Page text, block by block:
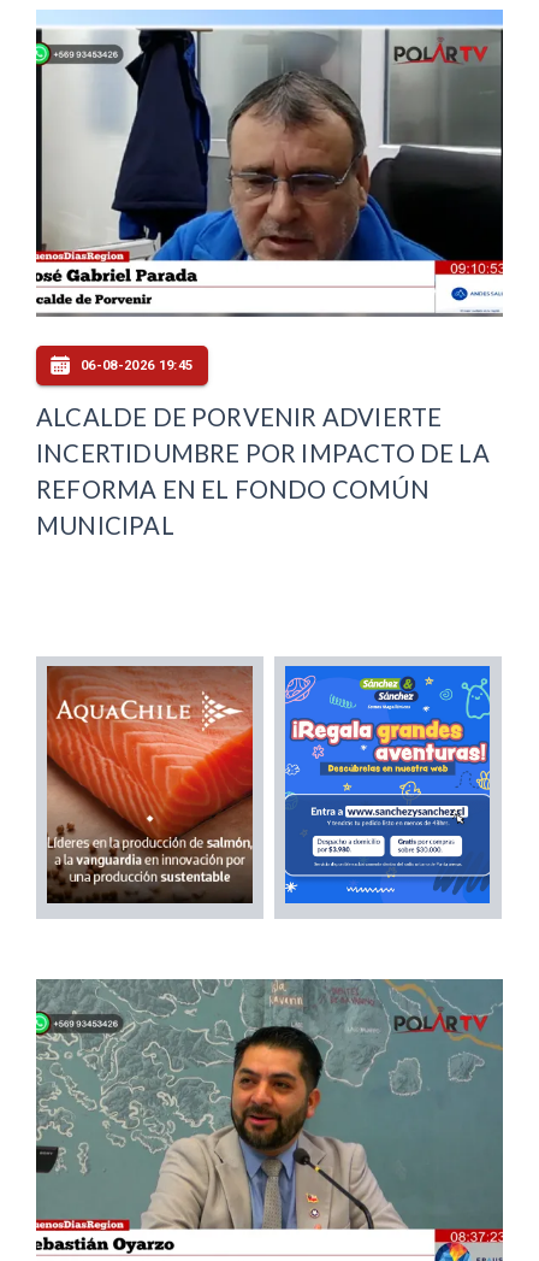
06-08-2026 19:45
ALCALDE DE PORVENIR ADVIERTE
INCERTIDUMBRE POR IMPACTO DE LA
REFORMA EN EL FONDO COMÚN
MUNICIPAL